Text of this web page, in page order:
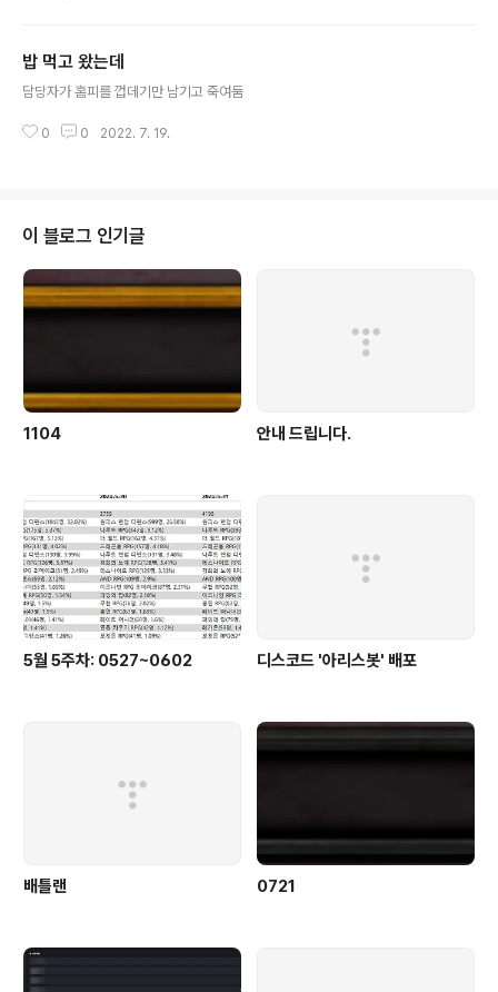
밥 먹고 왔는데
담당자가 홈피를 껍데기만 남기고 죽여둠
0 0 2022. 7. 19.
이 블로그 인기글
1104 안내 드립니다.
5월 5주차: 0527~0602 디스코드 '아리스봇' 배포
배틀랜 0721